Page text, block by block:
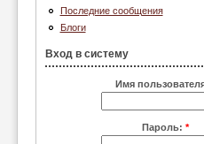
Последние сообщения
Блоги
Вход в систему
Имя
Пароль: *